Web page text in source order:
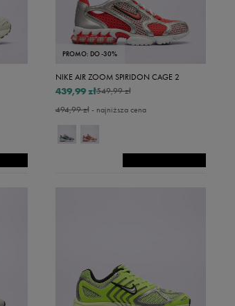
PROMO: DO -30%
NIKE AIR ZOOM SPIRIDON CAGE 2
549,99 zł
439,99 zł
494,99 zł- najniższa cena